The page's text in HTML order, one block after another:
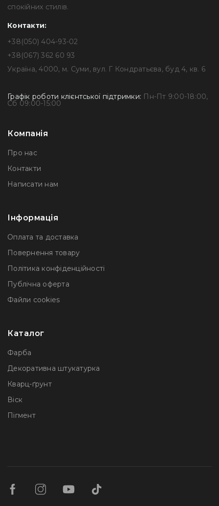
спокійних стилів.
Контакти:
+38(050) 404-93-02
+38(067) 362 60 93
Україна, 4000, м. Суми, вул. Г Кондратьєва, буд 4, кв. 6
Графік роботи клієнтської підтримки: Пн-Пт 9:00-18:00,
Сб 09:00-15:00
Компанія
Про нас
Контакти
Написати нам
Інформація
Оплата та доставка
Повернення товару
Політика конфіденційності
Публічна оферта
Файли сookies
Каталог
Фарба
Декоративна штукатурка
Кварц-ґрунт
Віск
Пігмент